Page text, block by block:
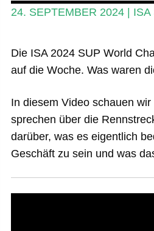
24. SEPTEMBER 2024| ISA
Die ISA 2024 SUP World
auf die Woche. Was waren
In diesem Video schauen
sprechen über die
darüber, was es eigentlich
Geschäft zu sein und was